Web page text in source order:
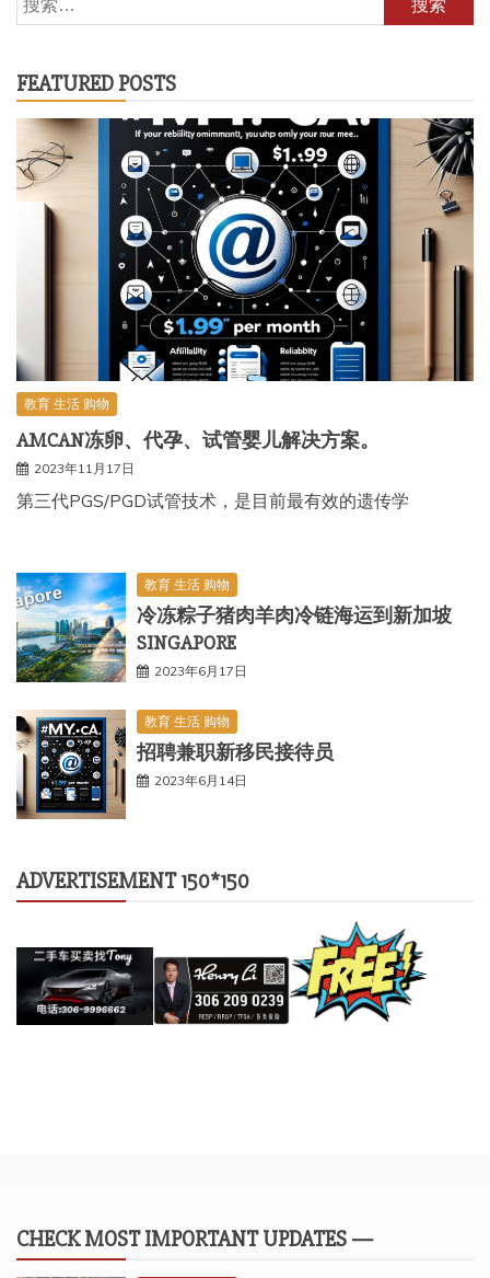
索：
FEATURED POSTS
教育 生活 购物
AMCAN冻卵、代孕、试管婴儿解决方案。
2023年11月17日
第三代PGS/PGD试管技术，是目前最有效的遗传学
教育 生活 购物
冷冻粽子猪肉羊肉冷链海运到新加坡
SINGAPORE
2023年6月17日
教育 生活 购物
招聘兼职新移民接待员
2023年6月14日
ADVERTISEMENT 150*150
CHECK MOST IMPORTANT UPDATES —